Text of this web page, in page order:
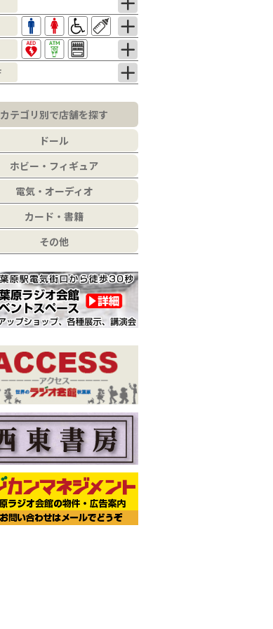
カテゴリ別で店舗を探す
ドール
ホビー・フィギュア
電気・オーディオ
カード・書籍
その他